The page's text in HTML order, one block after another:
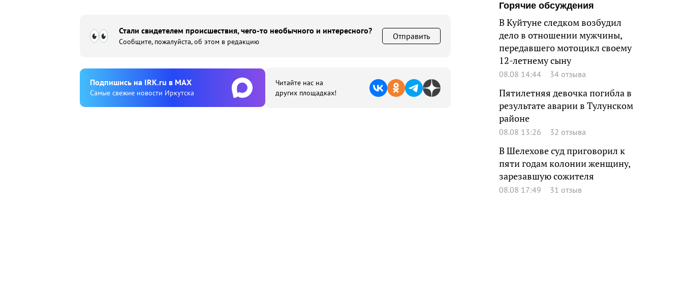
Стали свидетелем происшествия, чего-то необычного и интересного?
Сообщите, пожалуйста, об этом в редакцию
Отправить
Подпишиcь на IRK.ru в MAX
Cамые свежие новости Иркутска
Читайте нас на
других площадках!
Горячие обсуждения
В Куйтуне следком возбудил
дело в отношении мужчины,
передавшего мотоцикл своему
12-летнему сыну
08.08 14:44 34 отзыва
Пятилетняя девочка погибла в
результате аварии в Тулунском
районе
08.08 13:26 32 отзыва
В Шелехове суд приговорил к
пяти годам колонии женщину,
зарезавшую сожителя
08.08 17:49 31 отзыв